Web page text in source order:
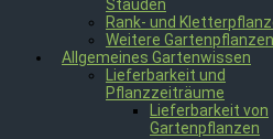
Stauden
Rank- und
Weitere Gartenpflanzen
Allgemeines Gartenwissen
Lieferbarkeit und
Pflanzzeiträume
Lieferbarkeit von
Gartenpflanzen